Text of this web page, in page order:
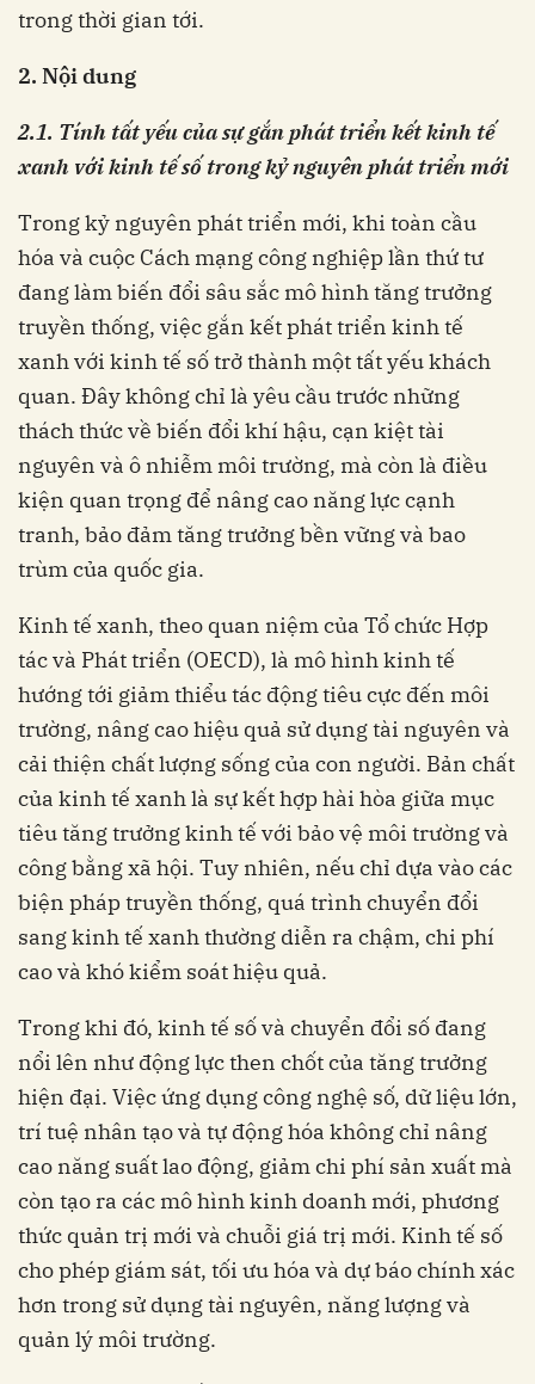
trong thời gian tới.
2. Nội dung
2.1. Tính tất yếu của sựgắnphát triểnkết kinh tế
xanh với kinh tế số trong kỷ nguyênphát triểnmới
Trong kỷ nguyên phát triển mới, khi toàn cầu
hóa và cuộc Cách mạng công nghiệp lần thứ tư
đang làm biến đổi sâu sắc mô hình tăng trưởng
truyền thống, việc gắn kết phát triển kinh tế
xanh với kinh tế số trở thành một tất yếu khách
quan. Đây không chỉ là yêu cầu trước những
thách thức về biến đổi khí hậu, cạn kiệt tài
nguyên và ô nhiễm môi trường, mà còn là điều
kiện quan trọng để nâng cao năng lực cạnh
tranh, bảo đảm tăng trưởng bền vững và bao
trùm của quốc gia.
Kinh tế xanh, theo quan niệm của Tổ chức Hợp
tác và Phát triển (OECD), là mô hình kinh tế
hướng tới giảm thiểu tác động tiêu cực đến môi
trường, nâng cao hiệu quả sử dụng tài nguyên và
cải thiện chất lượng sống của con người. Bản chất
của kinh tế xanh là sự kết hợp hài hòa giữa mục
tiêu tăng trưởng kinh tế với bảo vệ môi trường và
công bằng xã hội. Tuy nhiên, nếu chỉ dựa vào các
biện pháp truyền thống, quá trình chuyển đổi
sang kinh tế xanh thường diễn ra chậm, chi phí
cao và khó kiểm soát hiệu quả.
Trong khi đó, kinh tế số và chuyển đổi số đang
nổi lên như động lực then chốt của tăng trưởng
hiện đại. Việc ứng dụng công nghệ số, dữ liệu lớn,
trí tuệ nhân tạo và tự động hóa không chỉ nâng
cao năng suất lao động, giảm chi phí sản xuất mà
còn tạo ra các mô hình kinh doanh mới, phương
thức quản trị mới và chuỗi giá trị mới. Kinh tế số
cho phép giám sát, tối ưu hóa và dự báo chính xác
hơn trong sử dụng tài nguyên, năng lượng và
quản lý môi trường.